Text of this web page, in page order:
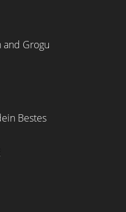
and Grogu
Bestes